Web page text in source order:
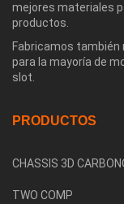
mejores materiales
productos.
Fabricamos
para la mayoría de
slot.
PRODUCTOS
CHASSIS 3D
TWO COMP